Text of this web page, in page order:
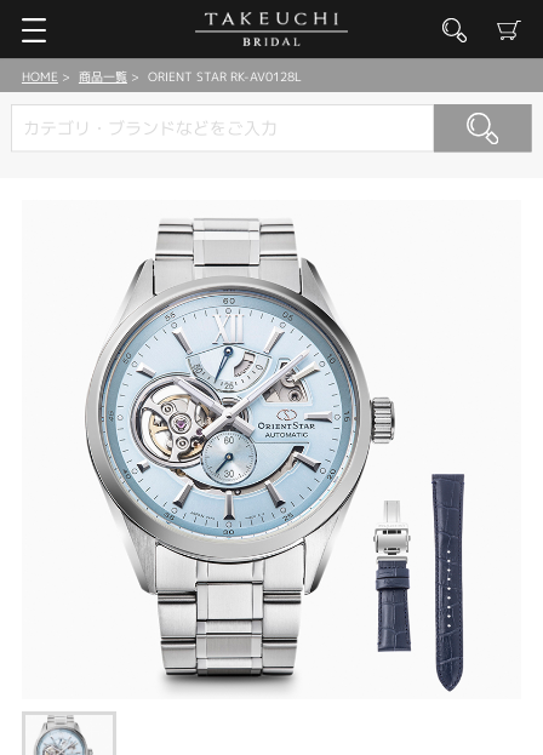
HOME 商品一覧 ORIENT STAR RK-AV0128L